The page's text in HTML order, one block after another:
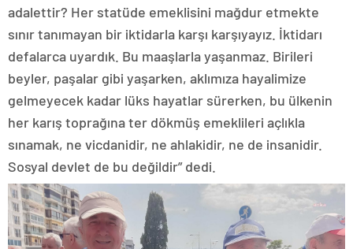
adalettir? Her statüde emeklisini mağdur etmekte
sınır tanımayan bir iktidarla karşı karşıyayız. İktidarı
defalarca uyardık. Bu maaşlarla yaşanmaz. Birileri
beyler, paşalar gibi yaşarken, aklımıza hayalimize
gelmeyecek kadar lüks hayatlar sürerken, bu ülkenin
her karış toprağına ter dökmüş emeklileri açlıkla
sınamak, ne vicdanidir, ne ahlakidir, ne de insanidir.
Sosyal devlet de bu değildir” dedi.